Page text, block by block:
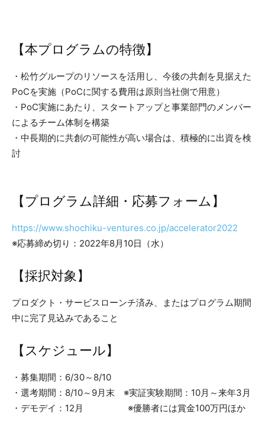
【本プログラムの特徴】
・松竹グループのリソースを活用し、今後の共創を見据えた
PoCを実施（PoCに関する費用は原則当社側で用意）
・PoC実施にあたり、スタートアップと事業部門のメンバー
によるチーム体制を構築
・中長期的に共創の可能性が高い場合は、積極的に出資を検
討
【プログラム詳細・応募フォーム】
https://www.shochiku-ventures.co.jp/accelerator2022
※応募締め切り：2022年8月10日（水）
【採択対象】
プロダクト・サービスローンチ済み、またはプログラム期間
中に完了見込みであること
【スケジュール】
・募集期間：6/30～8/10
・選考期間：8/10～9月末 ※実証実験期間：10月～来年3月
・デモデイ：12月 ※優勝者には賞金100万円ほか